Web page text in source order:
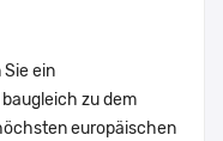
ein
zu dem
europäischen